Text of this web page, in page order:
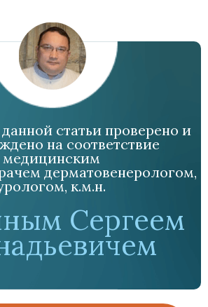
статьи проверено и
на соответствие
медицинским
дерматовенерологом,
к.м.н.
Сергеем